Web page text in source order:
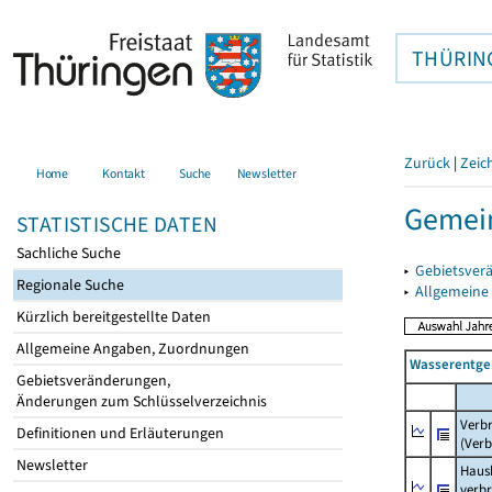
Home Kontakt Suche Newsletter
STATISTISCHE DATEN
Sachliche Suche
Regionale Suche
Kürzlich bereitgestellte Daten
Allgemeine Angaben, Zuordnungen
Gebietsveränderungen,
Änderungen zum Schlüsselverzeichnis
Definitionen und Erläuterungen
Newsletter
Zurück |
▸
▸